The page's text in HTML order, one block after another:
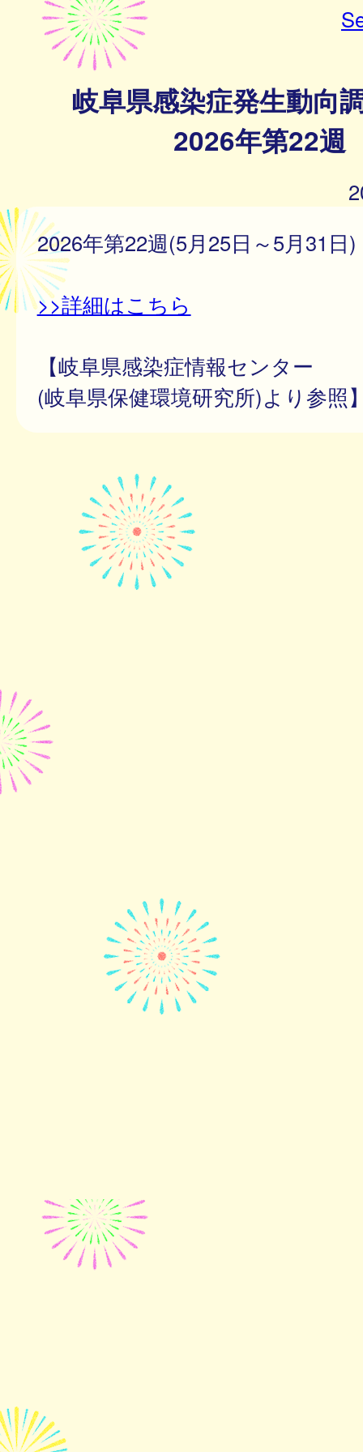
岐阜県感染症発生動向
2026年第22週
2026年第22週(5月25日～5月31日)
>>詳細はこちら
【岐阜県感染症情報センター
(岐阜県保健環境研究所)より参照